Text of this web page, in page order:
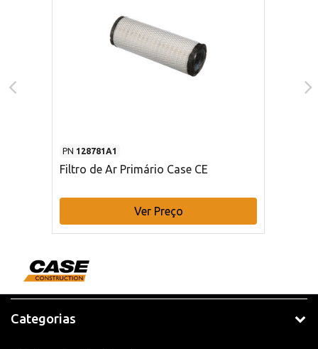
PN 128781A1
Filtro de Ar Primário Case CE
Ver Preço
Categorias